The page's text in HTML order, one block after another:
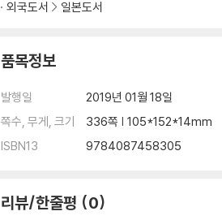
외국도서
일본도서
품목정보
발행일
2019년 01월 18일
쪽수, 무게, 크기
336쪽 | 105*152*14mm
ISBN13
9784087458305
리뷰/한줄평 0